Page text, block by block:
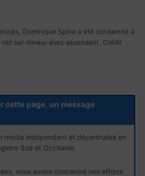
Dominique Spina a été condamné à
sur mineur avec ascendant. Crédit
cette page, un message
média indépendant et décentralisé en
Sud et Occitanie.
nous avons concentré nos efforts